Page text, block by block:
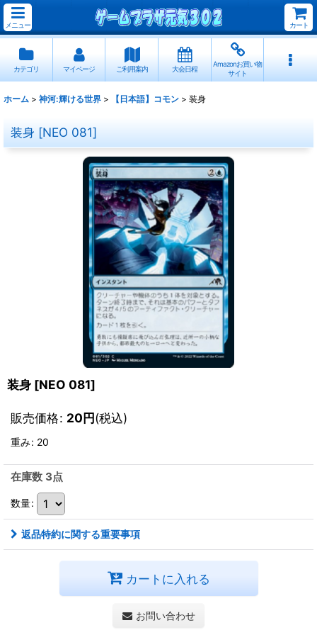
メニュー カート
カテゴリ マイページ ご利用案内 大会日程
Amazonお買い物
サイト
ホーム > 神河:輝ける世界 > 【日本語】コモン > 装身
装身 [NEO 081]
装身 [NEO 081]
販売価格: 20円(税込)
重み: 20
在庫数 3点
数量:
返品特約に関する重要事項
カートに入れる
お問い合わせ